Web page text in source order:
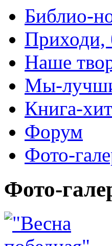
Библио-
Приходи,
Наше
Мы-
Книга-
Форум
Фото-
Фото-